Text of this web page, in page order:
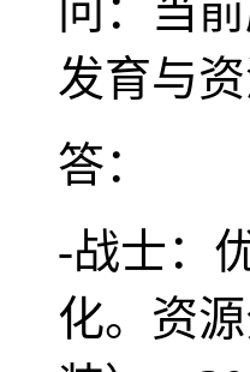
问：当
发育与资
答：
-战士：
化。资